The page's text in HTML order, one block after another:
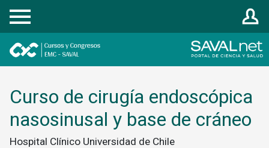
Registrarse
Curso de cirugía endoscópica
nasosinusal y base de cráneo
Hospital Clínico Universidad de Chile